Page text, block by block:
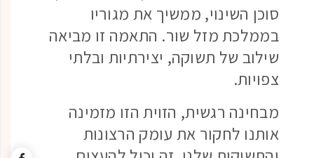
סוכן השינוי, ממשיך את מגוריו
בממלכת מזל שור. התאמה זו מביאה
שילוב של תשוקה, יצירתיות ובלתי
צפויות.
מבחינה רגשית, הזוית הזו מזמינה
אותנו לחקור את עומק הרצונות